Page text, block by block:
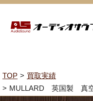
TOP
買取実績
MULLARD 英国製 真